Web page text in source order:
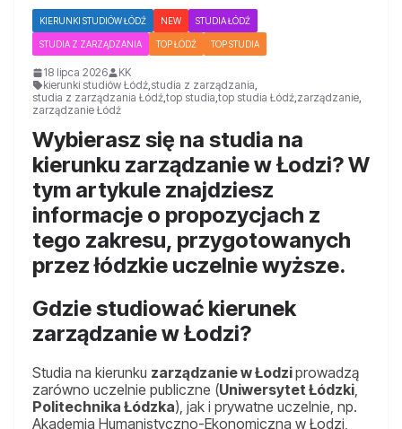
KIERUNKI STUDIÓW ŁÓDŹ NEW STUDIA ŁÓDŹ
STUDIA Z ZARZĄDZANIA TOP ŁÓDŹ TOP STUDIA
18 lipca 2026
KK
kierunki studiów Łódź,studia z zarządzania,
studia z zarządzania Łódź,top studia,top studia Łódź,zarządzanie,
zarządzanie Łódź
Wybierasz się na studia na
kierunku zarządzanie w Łodzi? W
tym artykule znajdziesz
informacje o propozycjach z
tego zakresu, przygotowanych
przez łódzkie uczelnie wyższe.
Gdzie studiować kierunek
zarządzanie w Łodzi?
Studia na kierunku zarządzanie w Łodziprowadzą
zarówno uczelnie publiczne (Uniwersytet Łódzki,
Politechnika Łódzka), jak i prywatne uczelnie, np.
Akademia Humanistyczno-Ekonomiczna w Łodzi,